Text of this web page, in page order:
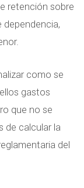
retención sobre
dependencia,
como se
gastos
que no se
de calcular la
del